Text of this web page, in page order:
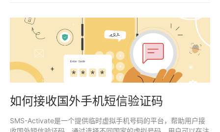
如何接收国外手机短信验证码
SMS-Activate是一个提供临时虚拟手机号码的平台，帮助用户接